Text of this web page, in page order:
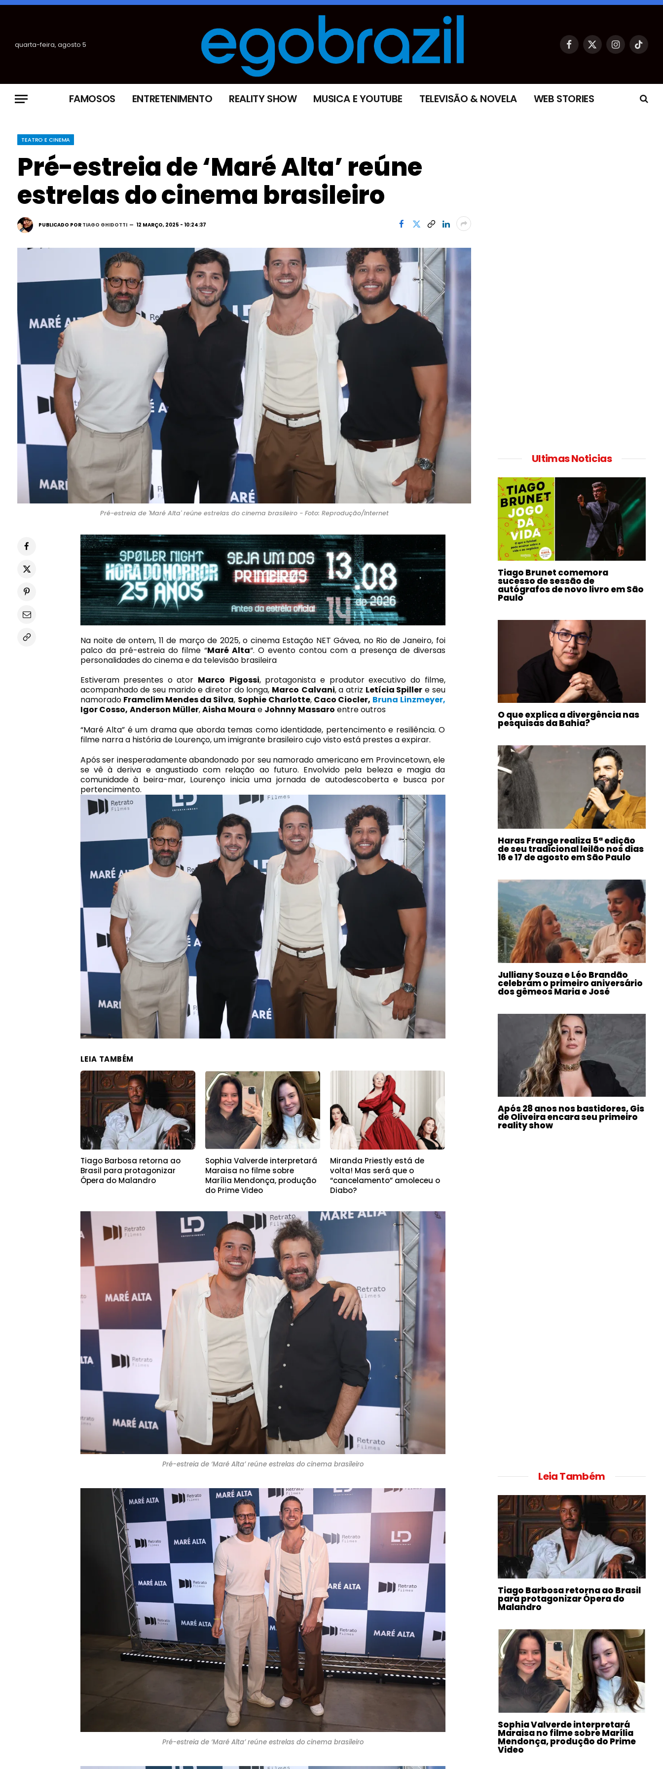
quarta-feira, agosto 5 Facebook
X
Instagram
TikTok
FAMOSOS ENTRETENIMENTO REALITY SHOW MUSICA E YOUTUBE TELEVISÃO & NOVELA WEB STORIES
TEATRO E CINEMA
Pré-estreia de ‘Maré Alta’ reúne
estrelas do cinema brasileiro
PUBLICADO POR TIAGO GHIDOTTI 12 MARÇO, 2025 - 10:24:37
Pré-estreia de 'Maré Alta' reúne estrelas do cinema brasileiro - Foto: Reprodução/Internet
Na noite de ontem, 11 de março de 2025, o cinema Estação NET Gávea, no Rio de Janeiro, foi
palco da pré-estreia do filme “Maré Alta“. O evento contou com a presença de diversas
personalidades do cinema e da televisão brasileira
Estiveram presentes o ator Marco Pigossi, protagonista e produtor executivo do filme,
acompanhado de seu marido e diretor do longa, Marco Calvani, a atriz Letícia Spiller e seu
namorado Framclim Mendes da Silva, Sophie Charlotte, Caco Ciocler, Bruna Linzmeyer,
Igor Cosso, Anderson Müller,Aisha Moura e Johnny Massaro entre outros
“Maré Alta” é um drama que aborda temas como identidade, pertencimento e resiliência. O
filme narra a história de Lourenço, um imigrante brasileiro cujo visto está prestes a expirar.
Após ser inesperadamente abandonado por seu namorado americano em Provincetown, ele
se vê à deriva e angustiado com relação ao futuro. Envolvido pela beleza e magia da
comunidade à beira-mar, Lourenço inicia uma jornada de autodescoberta e busca por
pertencimento.
LEIA TAMBÉM
Tiago Barbosa retorna ao
Brasil para protagonizar
Ópera do Malandro
Sophia Valverde interpretará
Maraisa no filme sobre
Marília Mendonça, produção
do Prime Video
Miranda Priestly está de
volta! Mas será que o
“cancelamento” amoleceu o
Diabo?
Pré-estreia de ‘Maré Alta’ reúne estrelas do cinema brasileiro
Pré-estreia de ‘Maré Alta’ reúne estrelas do cinema brasileiro
Ultimas Noticias
Tiago Brunet comemora
sucesso de sessão de
autógrafos de novo livro em São
Paulo
O que explica a divergência nas
pesquisas da Bahia?
Haras Frange realiza 5ª edição
de seu tradicional leilão nos dias
16 e 17 de agosto em São Paulo
Julliany Souza e Léo Brandão
celebram o primeiro aniversário
dos gêmeos Maria e José
Após 28 anos nos bastidores, Gis
de Oliveira encara seu primeiro
reality show
Leia Também
Tiago Barbosa retorna ao Brasil
para protagonizar Ópera do
Malandro
Sophia Valverde interpretará
Maraisa no filme sobre Marília
Mendonça, produção do Prime
Video